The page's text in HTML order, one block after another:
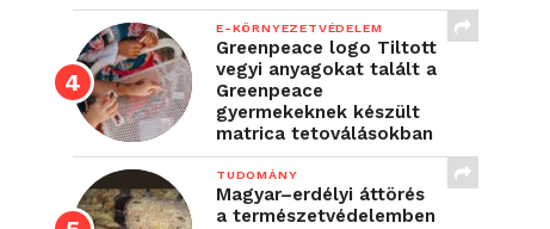
E-KÖRNYEZETVÉDELEM
Greenpeace logo Tiltott
vegyi anyagokat talált a
Greenpeace
gyermekeknek készült
matrica tetoválásokban
TUDOMÁNY
Magyar–erdélyi áttörés
a természetvédelemben